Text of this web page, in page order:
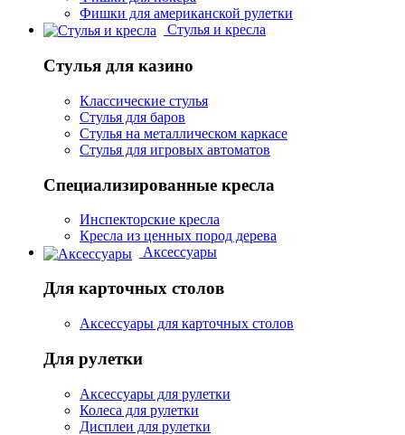
Фишки для американской рулетки
Стулья и кресла
Стулья для казино
Классические стулья
Стулья для баров
Стулья на металлическом каркасе
Стулья для игровых автоматов
Специализированные кресла
Инспекторские кресла
Кресла из ценных пород дерева
Аксессуары
Для карточных столов
Аксессуары для карточных столов
Для рулетки
Аксессуары для рулетки
Колеса для рулетки
Дисплеи для рулетки